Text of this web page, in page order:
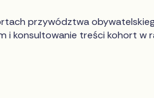
przywództwa
i konsultowanie treści kohort w